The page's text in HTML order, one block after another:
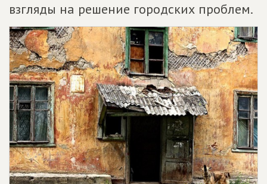
взгляды на решение городских проблем.